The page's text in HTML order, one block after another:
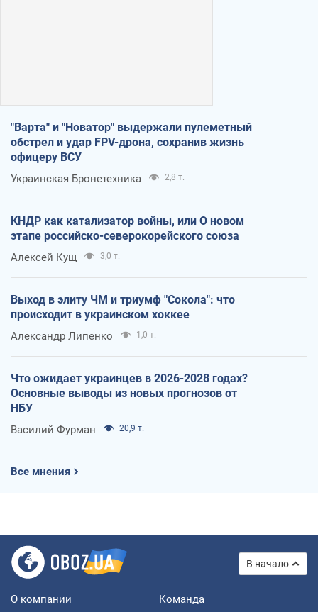
"Варта" и "Новатор" выдержали пулеметный
обстрел и удар FPV-дрона, сохранив жизнь
офицеру ВСУ
Украинская Бронетехника 2,8 т.
КНДР как катализатор войны, или О новом
этапе российско-северокорейского союза
Алексей Кущ 3,0 т.
Выход в элиту ЧМ и триумф "Сокола": что
происходит в украинском хоккее
Александр Липенко 1,0 т.
Что ожидает украинцев в 2026-2028 годах?
Основные выводы из новых прогнозов от
НБУ
Василий Фурман 20,9 т.
Все мнения
В начало
О компании Команда